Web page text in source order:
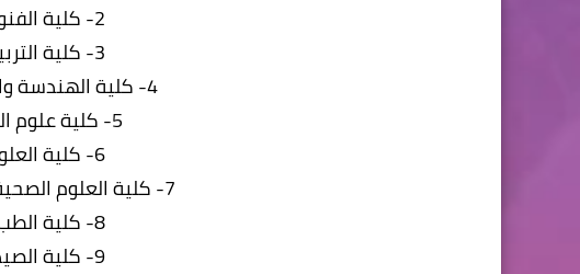
2- كلية
3- كلية
4- كلية الهندسة
5- كلية علوم
6- كلية
7- كلية العلوم
8- كلية
9- كلية